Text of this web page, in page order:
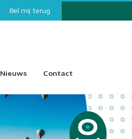
Bel mij terug
Nieuws Contact